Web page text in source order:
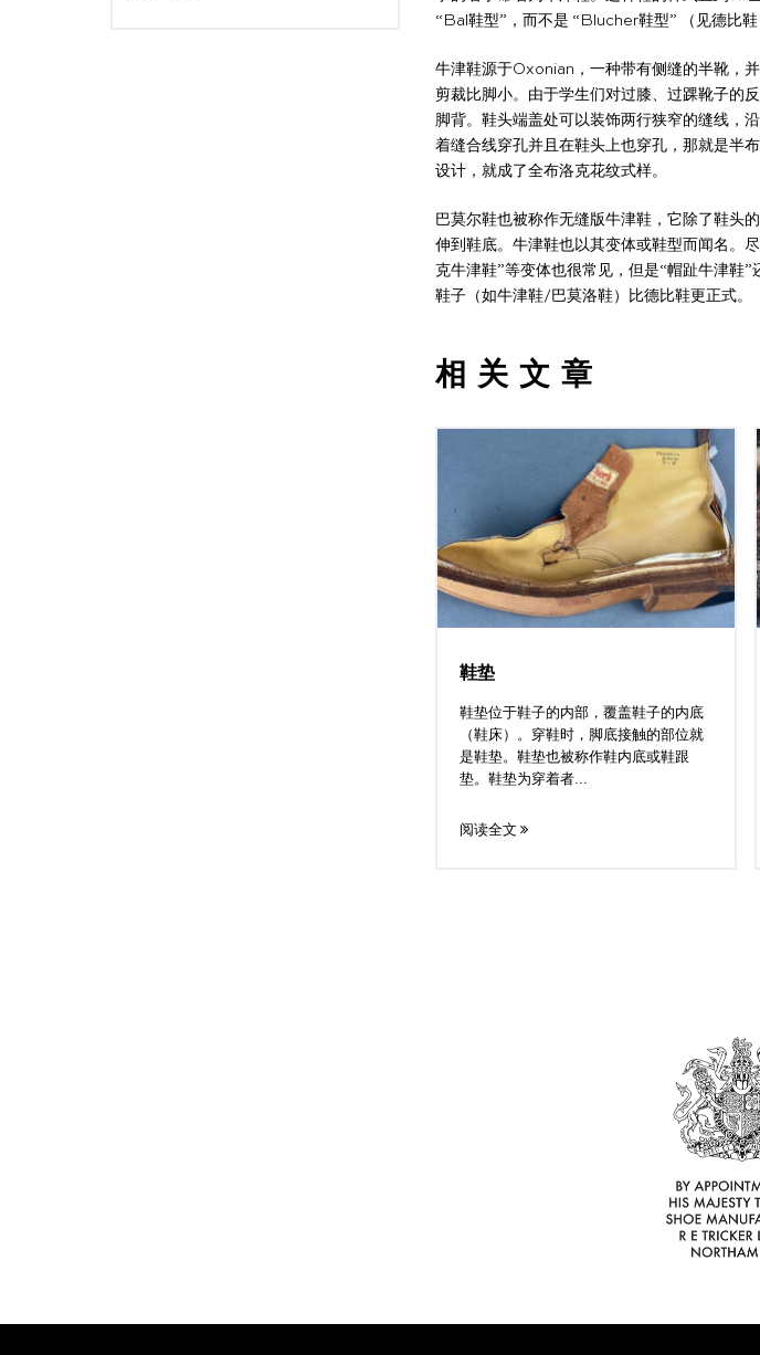
“Bal鞋型”，而不是 “Blucher鞋型” （见德比
牛津鞋源于Oxonian，一种带有侧缝的半靴，
剪裁比脚小。由于学生们对过膝、过踝靴子的
脚背。鞋头端盖处可以装饰两行狭窄的缝线，
着缝合线穿孔并且在鞋头上也穿孔，那就是半
设计，就成了全布洛克花纹式样。
巴莫尔鞋也被称作无缝版牛津鞋，它除了鞋头
伸到鞋底。牛津鞋也以其变体或鞋型而闻名。
克牛津鞋”等变体也很常见，但是“帽趾牛津鞋
鞋子（如牛津鞋/巴莫洛鞋）比德比鞋更正式。
相关文章
鞋垫
鞋垫位于鞋子的内部，覆盖鞋子的内底
（鞋床）。穿鞋时，脚底接触的部位就
是鞋垫。鞋垫也被称作鞋内底或鞋跟
垫。鞋垫为穿着者...
阅读全文